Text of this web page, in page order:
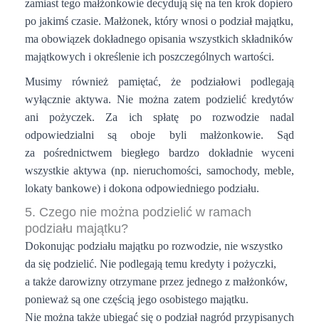
zamiast tego małżonkowie decydują się na ten krok dopiero
po jakimś czasie. Małżonek, który wnosi o podział majątku,
ma obowiązek dokładnego opisania wszystkich składników
majątkowych i określenie ich poszczególnych wartości.
Musimy również pamiętać, że podziałowi podlegają
wyłącznie aktywa. Nie można zatem podzielić kredytów
ani pożyczek. Za ich spłatę po rozwodzie nadal
odpowiedzialni są oboje byli małżonkowie. Sąd
za pośrednictwem biegłego bardzo dokładnie wyceni
wszystkie aktywa (np. nieruchomości, samochody, meble,
lokaty bankowe) i dokona odpowiedniego podziału.
5. Czego nie można podzielić w ramach
podziału majątku?
Dokonując podziału majątku po rozwodzie, nie wszystko
da się podzielić. Nie podlegają temu kredyty i pożyczki,
a także darowizny otrzymane przez jednego z małżonków,
ponieważ są one częścią jego osobistego majątku.
Nie można także ubiegać się o podział nagród przypisanych